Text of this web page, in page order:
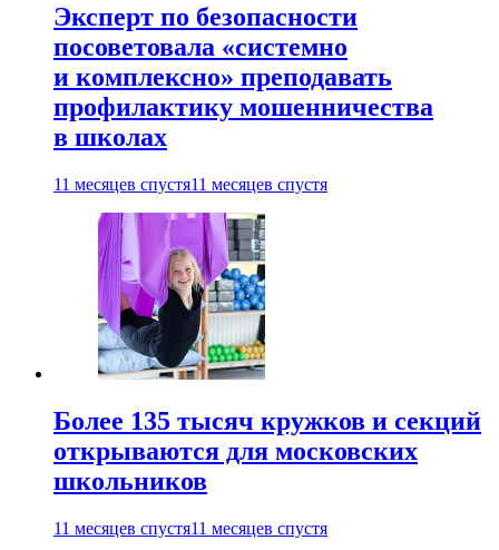
Эксперт по безопасности
посоветовала «системно
и комплексно» преподавать
профилактику мошенничества
в школах
11 месяцев спустя11 месяцев спустя
Более 135 тысяч кружков и секций
открываются для московских
школьников
11 месяцев спустя11 месяцев спустя